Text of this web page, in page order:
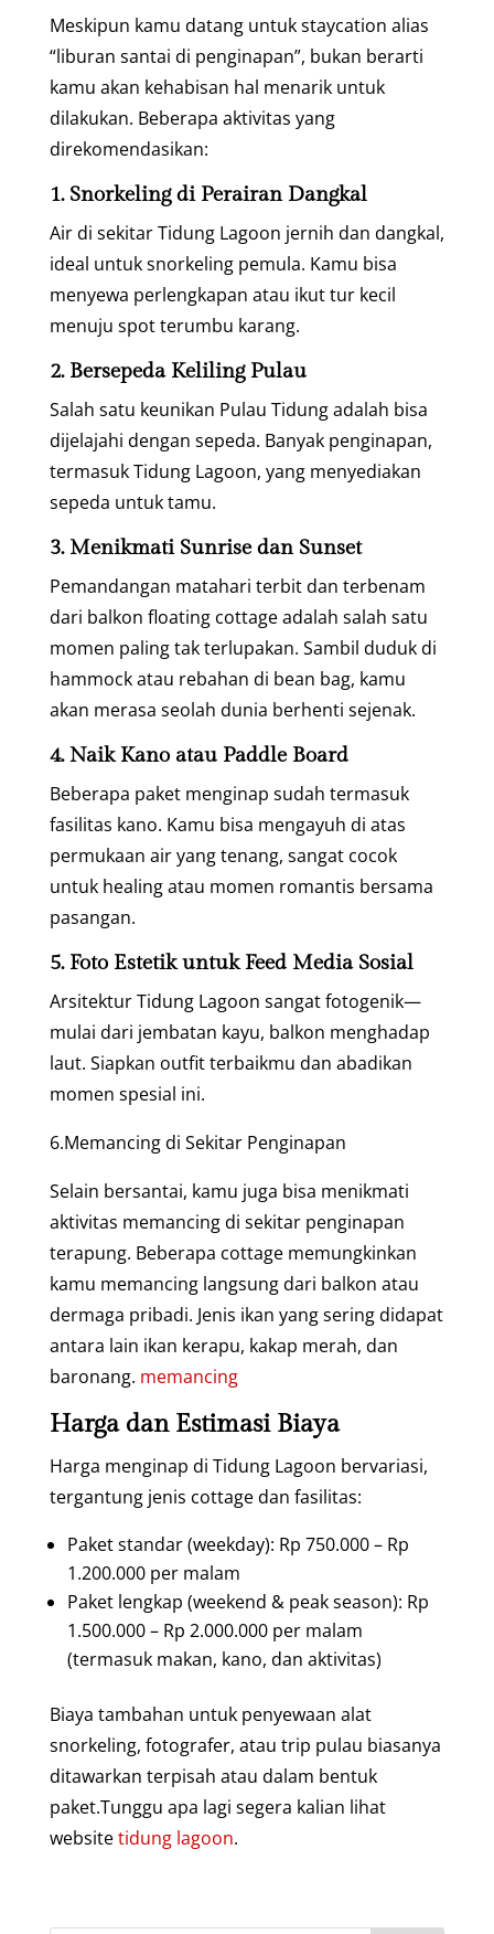
Meskipun kamu datang untuk staycation alias
“liburan santai di penginapan”, bukan berarti
kamu akan kehabisan hal menarik untuk
dilakukan. Beberapa aktivitas yang
direkomendasikan:
1. Snorkeling di Perairan Dangkal
Air di sekitar Tidung Lagoon jernih dan dangkal,
ideal untuk snorkeling pemula. Kamu bisa
menyewa perlengkapan atau ikut tur kecil
menuju spot terumbu karang.
2. Bersepeda Keliling Pulau
Salah satu keunikan Pulau Tidung adalah bisa
dijelajahi dengan sepeda. Banyak penginapan,
termasuk Tidung Lagoon, yang menyediakan
sepeda untuk tamu.
3. Menikmati Sunrise dan Sunset
Pemandangan matahari terbit dan terbenam
dari balkon floating cottage adalah salah satu
momen paling tak terlupakan. Sambil duduk di
hammock atau rebahan di bean bag, kamu
akan merasa seolah dunia berhenti sejenak.
4. Naik Kano atau Paddle Board
Beberapa paket menginap sudah termasuk
fasilitas kano. Kamu bisa mengayuh di atas
permukaan air yang tenang, sangat cocok
untuk healing atau momen romantis bersama
pasangan.
5. Foto Estetik untuk Feed Media Sosial
Arsitektur Tidung Lagoon sangat fotogenik—
mulai dari jembatan kayu, balkon menghadap
laut. Siapkan outfit terbaikmu dan abadikan
momen spesial ini.
6.Memancing di Sekitar Penginapan
Selain bersantai, kamu juga bisa menikmati
aktivitas memancing di sekitar penginapan
terapung. Beberapa cottage memungkinkan
kamu memancing langsung dari balkon atau
dermaga pribadi. Jenis ikan yang sering didapat
antara lain ikan kerapu, kakap merah, dan
baronang. memancing
Harga dan Estimasi Biaya
Harga menginap di Tidung Lagoon bervariasi,
tergantung jenis cottage dan fasilitas:
Paket standar (weekday): Rp 750.000 – Rp
1.200.000 per malam
Paket lengkap (weekend & peak season): Rp
1.500.000 – Rp 2.000.000 per malam
(termasuk makan, kano, dan aktivitas)
Biaya tambahan untuk penyewaan alat
snorkeling, fotografer, atau trip pulau biasanya
ditawarkan terpisah atau dalam bentuk
paket.Tunggu apa lagi segera kalian lihat
websitetidung lagoon.